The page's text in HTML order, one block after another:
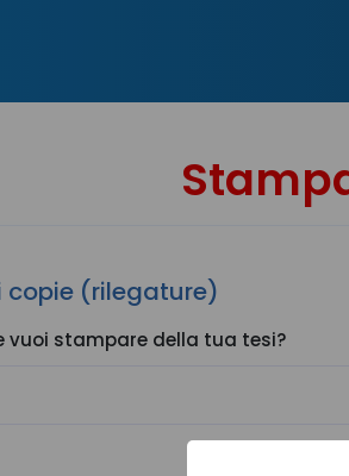
copie (rilegature)
vuoi stampare della tua tesi?